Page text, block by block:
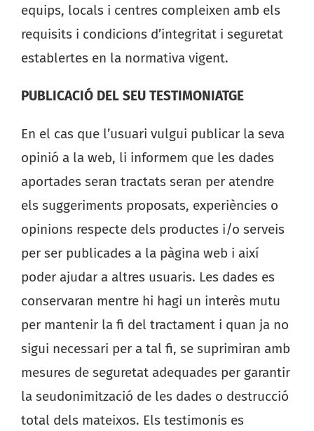
equips, locals i centres compleixen amb els
requisits i condicions d’integritat i seguretat
establertes en la normativa vigent.
PUBLICACIÓ DEL SEU TESTIMONIATGE
En el cas que l’usuari vulgui publicar la seva
opinió a la web, li informem que les dades
aportades seran tractats seran per atendre
els suggeriments proposats, experiències o
opinions respecte dels productes i/o serveis
per ser publicades a la pàgina web i així
poder ajudar a altres usuaris. Les dades es
conservaran mentre hi hagi un interès mutu
per mantenir la fi del tractament i quan ja no
sigui necessari per a tal fi, se suprimiran amb
mesures de seguretat adequades per garantir
la seudonimització de les dades o destrucció
total dels mateixos. Els testimonis es